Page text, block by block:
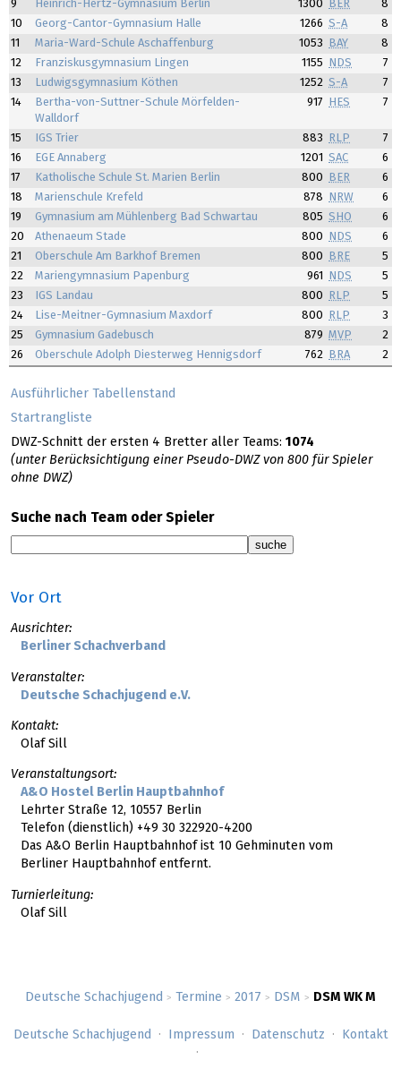
Deutsche Schachjugend > Termine > 2017 > DSM > DSM WK M
9
Heinrich-Hertz-Gymnasium Berlin 1300 BER
8
10
Georg-Cantor-Gymnasium Halle 1266 S-A
8
11
Maria-Ward-Schule Aschaffenburg 1053 BAY
8
12
Franziskusgymnasium Lingen 1155 NDS
7
13
Ludwigsgymnasium Köthen 1252 S-A
7
14
Bertha-von-Suttner-Schule Mörfelden-
Walldorf
917 HES 7
15 IGS Trier 883 RLP
7
16
EGE Annaberg 1201 SAC
6
17
Katholische Schule St. Marien Berlin 800 BER
6
18
Marienschule Krefeld 878 NRW
6
19
Gymnasium am Mühlenberg Bad Schwartau 805 SHO
6
20
Athenaeum Stade 800 NDS
6
21
Oberschule Am Barkhof Bremen 800 BRE
5
22
Mariengymnasium Papenburg 961 NDS
5
23
IGS Landau 800 RLP
5
24
Lise-Meitner-Gymnasium Maxdorf 800 RLP
3
25
Gymnasium Gadebusch 879 MVP
2
26
Oberschule Adolph Diesterweg Hennigsdorf 762 BRA 2
Ausführlicher Tabellenstand
Startrangliste
DWZ-Schnitt der ersten 4 Bretter aller Teams: 1074
(unter Berücksichtigung einer Pseudo-DWZ von 800 für Spieler
ohne DWZ)
Suche nach Team oder Spieler
Vor Ort
Ausrichter:
Berliner Schachverband
Veranstalter:
Deutsche Schachjugend e.V.
Kontakt:
Olaf Sill
Veranstaltungsort:
A&O Hostel Berlin Hauptbahnhof
Lehrter Straße 12, 10557 Berlin
Telefon (dienstlich) +49 30 322920-4200
Das A&O Berlin Hauptbahnhof ist 10 Gehminuten vom
Berliner Hauptbahnhof entfernt.
Turnierleitung:
Olaf Sill
Deutsche Schachjugend Impressum Datenschutz Kontakt